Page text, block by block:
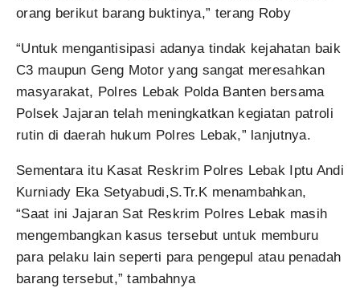
orang berikut barang buktinya,” terang Roby
“Untuk mengantisipasi adanya tindak kejahatan baik
C3 maupun Geng Motor yang sangat meresahkan
masyarakat, Polres Lebak Polda Banten bersama
Polsek Jajaran telah meningkatkan kegiatan patroli
rutin di daerah hukum Polres Lebak,” lanjutnya.
Sementara itu Kasat Reskrim Polres Lebak Iptu Andi
Kurniady Eka Setyabudi,S.Tr.K menambahkan,
“Saat ini Jajaran Sat Reskrim Polres Lebak masih
mengembangkan kasus tersebut untuk memburu
para pelaku lain seperti para pengepul atau penadah
barang tersebut,” tambahnya